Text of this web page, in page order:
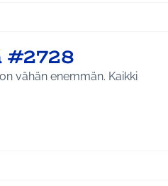
#2728
vähän enemmän. Kaikki